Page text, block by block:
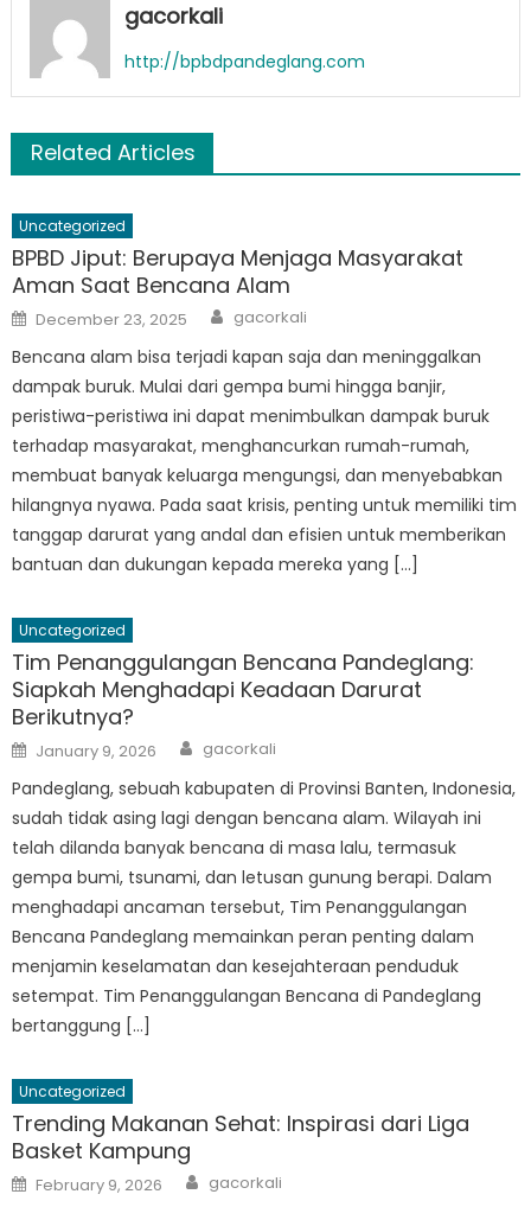
gacorkali
http://bpbdpandeglang.com
Related Articles
Uncategorized
BPBD Jiput: Berupaya Menjaga Masyarakat
Aman Saat Bencana Alam
Posted
on
December 23, 2025 Author
gacorkali
Bencana alam bisa terjadi kapan saja dan meninggalkan
dampak buruk. Mulai dari gempa bumi hingga banjir,
peristiwa-peristiwa ini dapat menimbulkan dampak buruk
terhadap masyarakat, menghancurkan rumah-rumah,
membuat banyak keluarga mengungsi, dan menyebabkan
hilangnya nyawa. Pada saat krisis, penting untuk memiliki tim
tanggap darurat yang andal dan efisien untuk memberikan
bantuan dan dukungan kepada mereka yang […]
Uncategorized
Tim Penanggulangan Bencana Pandeglang:
Siapkah Menghadapi Keadaan Darurat
Berikutnya?
Posted
on
January 9, 2026 Author
gacorkali
Pandeglang, sebuah kabupaten di Provinsi Banten, Indonesia,
sudah tidak asing lagi dengan bencana alam. Wilayah ini
telah dilanda banyak bencana di masa lalu, termasuk
gempa bumi, tsunami, dan letusan gunung berapi. Dalam
menghadapi ancaman tersebut, Tim Penanggulangan
Bencana Pandeglang memainkan peran penting dalam
menjamin keselamatan dan kesejahteraan penduduk
setempat. Tim Penanggulangan Bencana di Pandeglang
bertanggung […]
Uncategorized
Trending Makanan Sehat: Inspirasi dari Liga
Basket Kampung
Posted
on
February 9, 2026 Author
gacorkali